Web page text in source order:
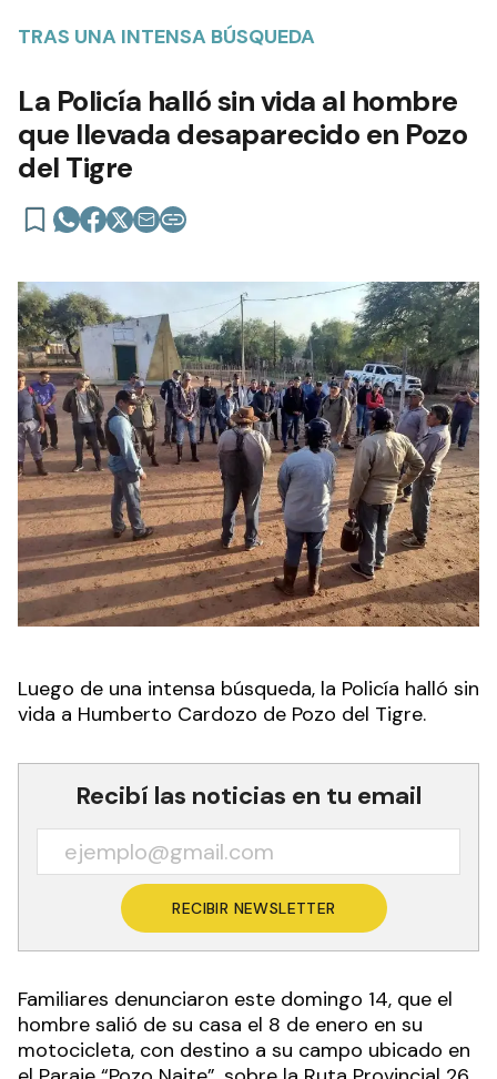
TRAS UNA INTENSA BÚSQUEDA
La Policía halló sin vida al hombre
que llevada desaparecido en Pozo
del Tigre
Luego de una intensa búsqueda, la Policía halló sin
vida a Humberto Cardozo de Pozo del Tigre.
Recibí las noticias en tu email
RECIBIR NEWSLETTER
Familiares denunciaron este domingo 14, que el
hombre salió de su casa el 8 de enero en su
motocicleta, con destino a su campo ubicado en